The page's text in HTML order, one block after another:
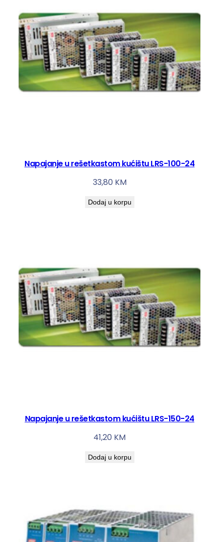
Napajanje u rešetkastom kućištu LRS-100-24
33,80 KM
Dodaj u korpu
Napajanje u rešetkastom kućištu LRS-150-24
41,20 KM
Dodaj u korpu